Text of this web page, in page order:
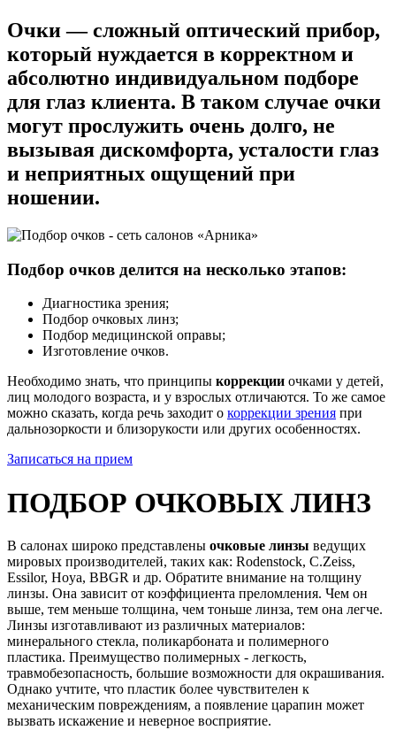
Очки — сложный оптический прибор,
который нуждается в корректном и
абсолютно индивидуальном подборе
для глаз клиента. В таком случае очки
могут прослужить очень долго, не
вызывая дискомфорта, усталости глаз
и неприятных ощущений при
ношении.
Подбор очков делится на несколько этапов:
Диагностика зрения;
Подбор очковых линз;
Подбор медицинской оправы;
Изготовление очков.
Необходимо знать, что принципы коррекции очками у детей,
лиц молодого возраста, и у взрослых отличаются. То же самое
можно сказать, когда речь заходит о коррекции зрения при
дальнозоркости и близорукости или других особенностях.
Записаться на прием
ПОДБОР ОЧКОВЫХ ЛИНЗ
В салонах широко представлены очковые линзы ведущих
мировых производителей, таких как: Rodenstock, C.Zeiss,
Essilor, Hoya, BBGR и др. Обратите внимание на толщину
линзы. Она зависит от коэффициента преломления. Чем он
выше, тем меньше толщина, чем тоньше линза, тем она легче.
Линзы изготавливают из различных материалов:
минерального стекла, поликарбоната и полимерного
пластика. Преимущество полимерных - легкость,
травмобезопасность, большие возможности для окрашивания.
Однако учтите, что пластик более чувствителен к
механическим повреждениям, а появление царапин может
вызвать искажение и неверное восприятие.